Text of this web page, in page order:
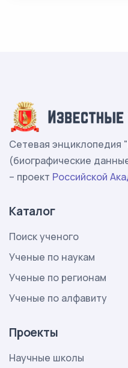
Сетевая энциклопедия
(биографические
– проект Российской
Каталог
Поиск ученого
Ученые по наукам
Ученые по регионам
Ученые по алфавиту
Проекты
Научные школы